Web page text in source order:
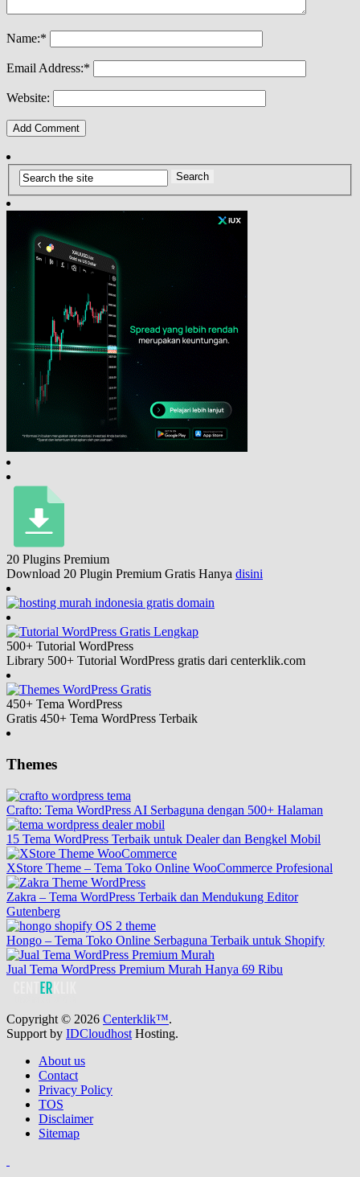
Name:*
Email Address:*
Website:
20 Plugins Premium
Download 20 Plugin Premium Gratis Hanya disini
500+ Tutorial WordPress
Library 500+ Tutorial WordPress gratis dari centerklik.com
450+ Tema WordPress
Gratis 450+ Tema WordPress Terbaik
Themes
Crafto: Tema WordPress AI Serbaguna dengan 500+ Halaman
15 Tema WordPress Terbaik untuk Dealer dan Bengkel Mobil
XStore Theme – Tema Toko Online WooCommerce Profesional
Zakra – Tema WordPress Terbaik dan Mendukung Editor
Gutenberg
Hongo – Tema Toko Online Serbaguna Terbaik untuk Shopify
Jual Tema WordPress Premium Murah Hanya 69 Ribu
Copyright © 2026 Centerklik™.
Support by IDCloudhost Hosting.
About us
Contact
Privacy Policy
TOS
Disclaimer
Sitemap